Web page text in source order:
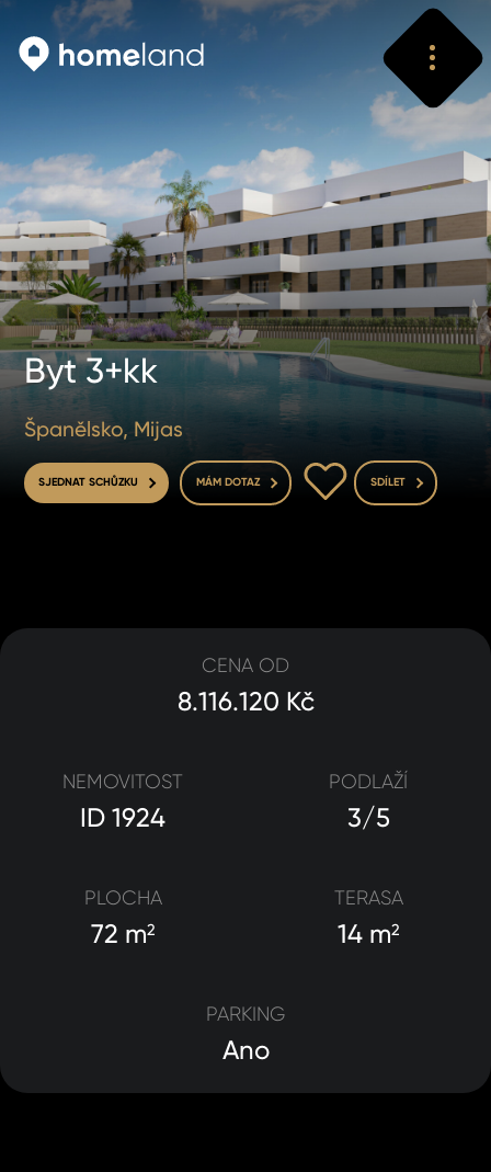
Byt 3+kk
Španělsko, Mijas
SJEDNAT SCHŮZKU MÁM DOTAZ
DO OBLÍBENÝCH
SDÍLET
NEMOVITOST
ID 1924
PODLAŽÍ
3/5
PLOCHA
72 m2
TERASA
14 m2
PARKING
Ano
CENA OD
8.116.120 Kč
Vyhledat
Vyhledat